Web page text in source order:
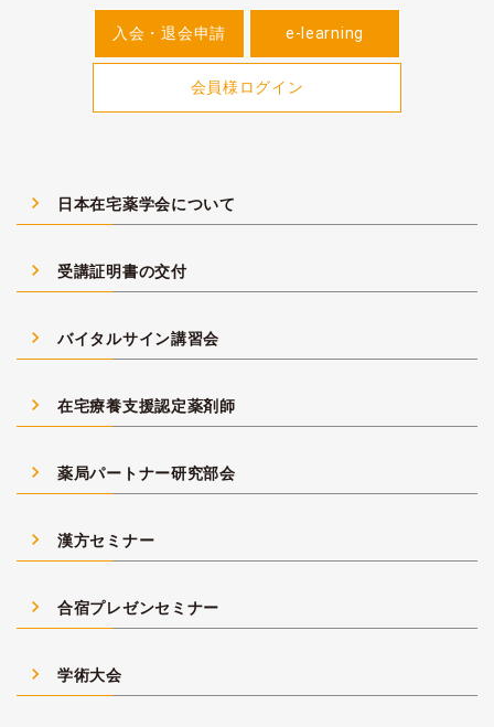
入会・退会申請 e-learning
会員様ログイン
navigate_next 日本在宅薬学会について
navigate_next 受講証明書の交付
navigate_next バイタルサイン講習会
navigate_next 在宅療養支援認定薬剤師
navigate_next 薬局パートナー研究部会
navigate_next 漢方セミナー
navigate_next 合宿プレゼンセミナー
navigate_next 学術大会